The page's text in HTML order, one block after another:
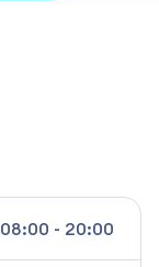
08:00 - 20:00